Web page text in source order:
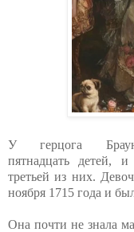
У герцога
пятнадцать детей,
третьей из них.
ноября 1715 года и
Она почти не знала